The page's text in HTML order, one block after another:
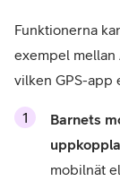
Funktionerna
exempel mellan
vilken GPS-app
Barnets
mobilnät